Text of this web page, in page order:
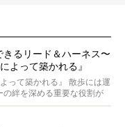
きるリード＆ハーネス〜
よって築かれる』
〜
って築かれる』 散歩には運
絆を深める重要な役割が